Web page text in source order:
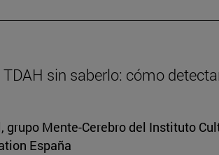
sin saberlo: cómo
grupo Mente-Cerebro del Instituto
España